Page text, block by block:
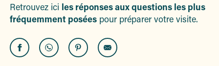
Retrouvez ici les réponses aux questions les plus
fréquemment posées pour préparer votre visite.